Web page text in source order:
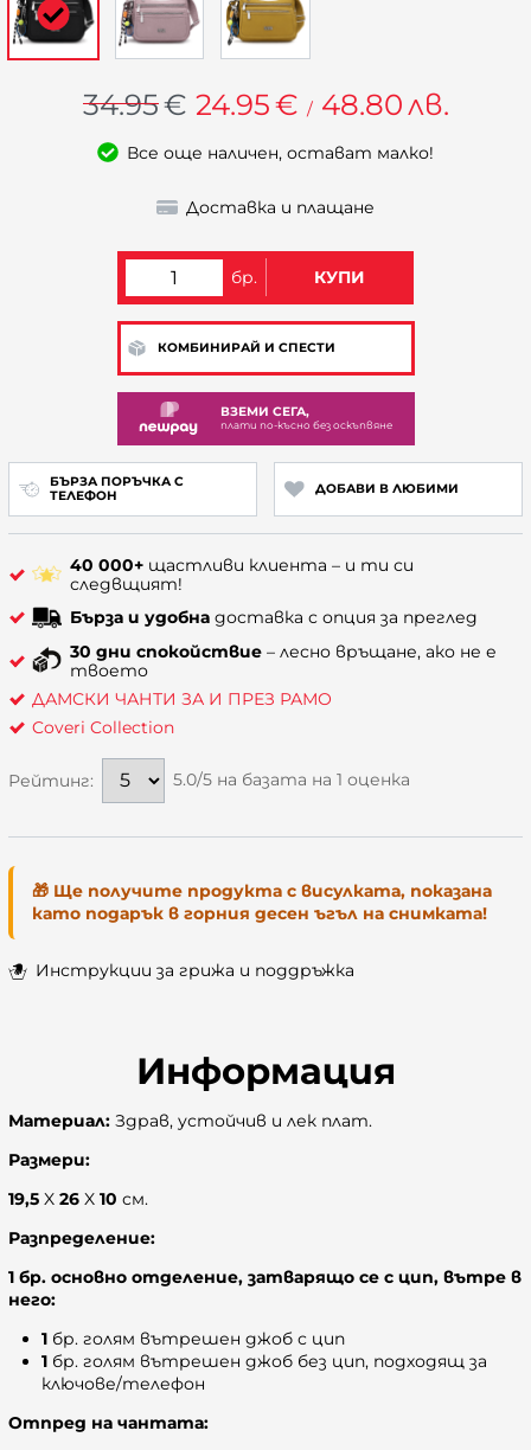
34.95€ 24.95€ / 48.80лв.
Все още наличен, остават малко!
Доставка и плащане
Инструкции за грижа и поддръжка
бр. КУПИ
КОМБИНИРАЙ И СПЕСТИ
ВЗЕМИ СЕГА,
плати по-късно без оскъпвяне
БЪРЗА ПОРЪЧКА С
ТЕЛЕФОН
ДОБАВИ В ЛЮБИМИ
40 000+ щастливи клиента – и ти си
следвщият!
Бърза и удобна доставка с опция за преглед
30 дни спокойствие – лесно връщане, ако не е
твоето
ДАМСКИ ЧАНТИ ЗА И ПРЕЗ РАМО
Coveri Collection
Рейтинг: 5.0/5 на базата на 1 оценка
🎁 Ще получите продукта с висулката, показана
като подарък в горния десен ъгъл на снимката!
Информация
Материал: Здрав, устойчив и лек плат.
Размери:
19,5 X 26 X 10 см.
Разпределение:
1 бр. основно отделение, затварящо се с цип, вътре в
него:
1 бр. голям вътрешен джоб с цип
1 бр. голям вътрешен джоб без цип, подходящ за
ключове/телефон
Отпред на чантата: